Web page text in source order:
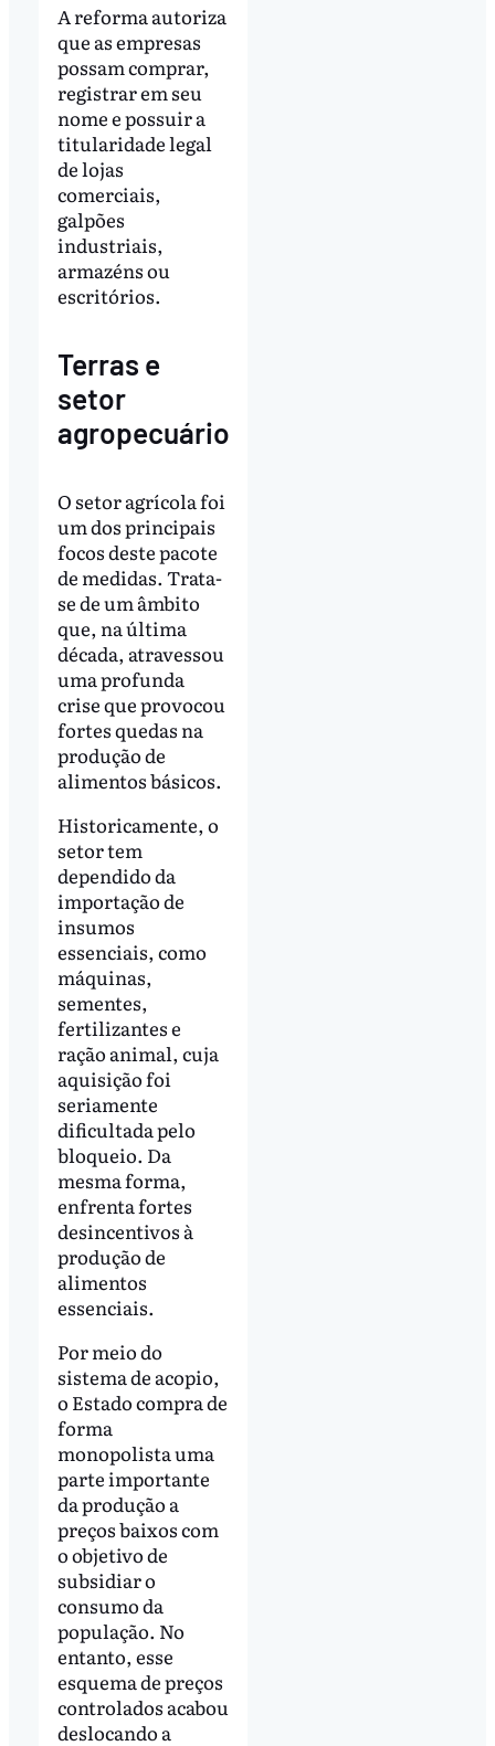
A reforma autoriza
que as empresas
possam comprar,
registrar em seu
nome e possuir a
titularidade legal
de lojas
comerciais,
galpões
industriais,
armazéns ou
escritórios.
Terras e
setor
agropecuário
O setor agrícola foi
um dos principais
focos deste pacote
de medidas. Trata-
se de um âmbito
que, na última
década, atravessou
uma profunda
crise que provocou
fortes quedas na
produção de
alimentos básicos.
Historicamente, o
setor tem
dependido da
importação de
insumos
essenciais, como
máquinas,
sementes,
fertilizantes e
ração animal, cuja
aquisição foi
seriamente
dificultada pelo
bloqueio. Da
mesma forma,
enfrenta fortes
desincentivos à
produção de
alimentos
essenciais.
Por meio do
sistema de acopio,
o Estado compra de
forma
monopolista uma
parte importante
da produção a
preços baixos com
o objetivo de
subsidiar o
consumo da
população. No
entanto, esse
esquema de preços
controlados acabou
deslocando a